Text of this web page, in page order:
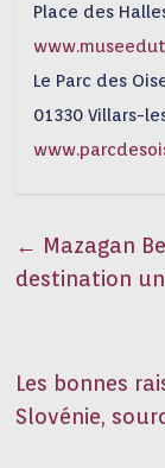
Place des
Le Parc des
01330 Villars-
← Mazagan
destination
Les bonnes
Slovénie,